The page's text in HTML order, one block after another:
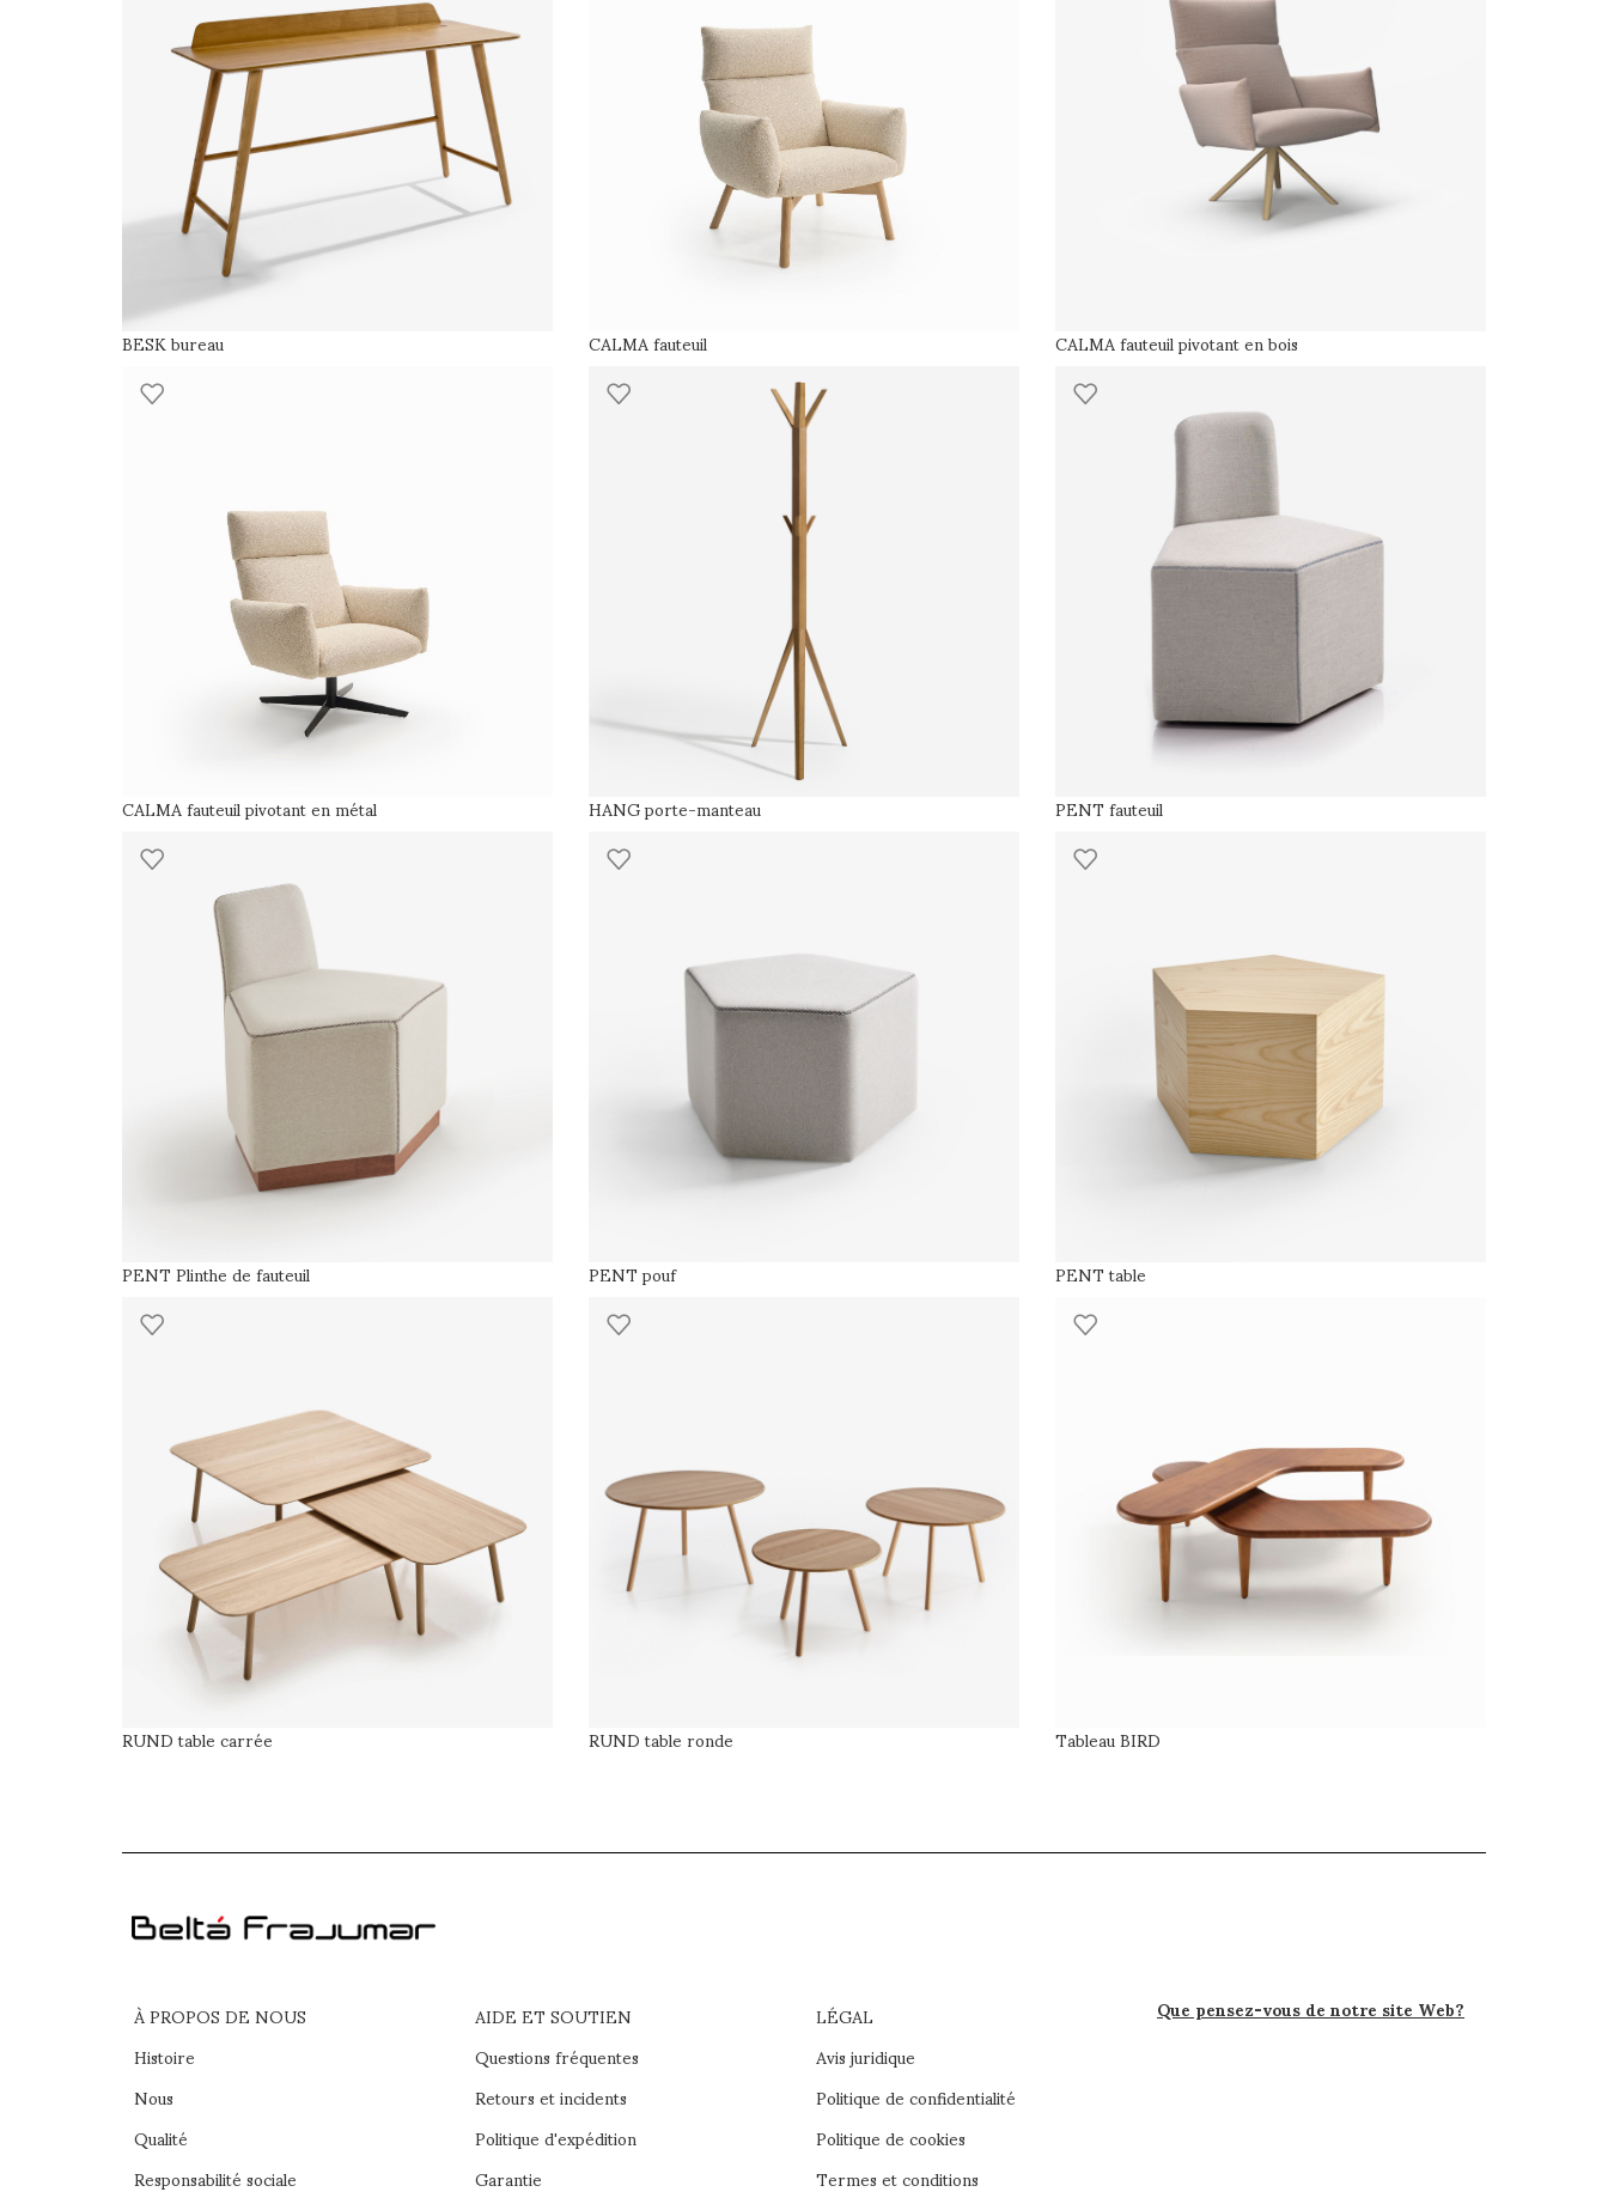
BESK bureau CALMA fauteuil CALMA fauteuil pivotant en bois
CALMA fauteuil pivotant en métal HANG porte-manteau PENT fauteuil
PENT Plinthe de fauteuil PENT pouf PENT table
RUND table carrée RUND table ronde Tableau BIRD
À PROPOS DE NOUS
Histoire
Nous
Qualité
Responsabilité sociale
AIDE ET SOUTIEN
Questions fréquentes
Retours et incidents
Politique d'expédition
Garantie
LÉGAL
Avis juridique
Politique de confidentialité
Politique de cookies
Termes et conditions
Que pensez-vous de notre site Web?